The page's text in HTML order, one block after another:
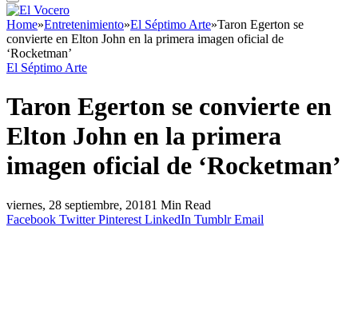
Home»Entretenimiento»El Séptimo Arte»Taron Egerton se
convierte en Elton John en la primera imagen oficial de
‘Rocketman’
El Séptimo Arte
Taron Egerton se convierte en
Elton John en la primera
imagen oficial de ‘Rocketman’
viernes, 28 septiembre, 20181 Min Read
Facebook Twitter Pinterest LinkedIn Tumblr Email